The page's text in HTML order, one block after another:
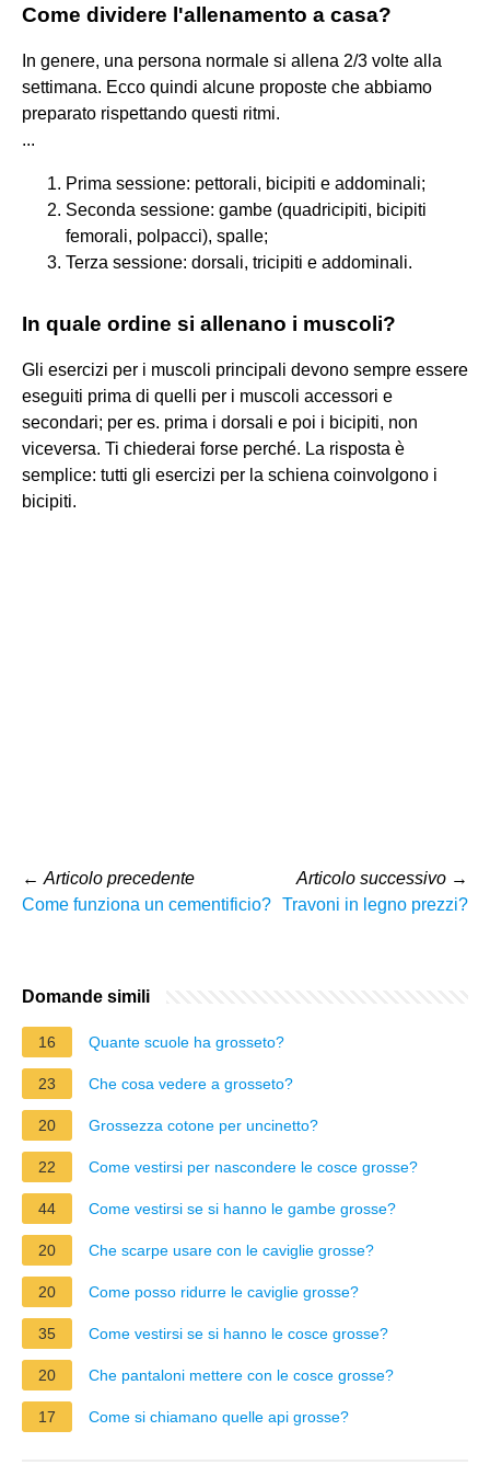
Come dividere l'allenamento a casa?
In genere, una persona normale si allena 2/3 volte alla
settimana. Ecco quindi alcune proposte che abbiamo
preparato rispettando questi ritmi.
...
Prima sessione: pettorali, bicipiti e addominali;
Seconda sessione: gambe (quadricipiti, bicipiti
femorali, polpacci), spalle;
Terza sessione: dorsali, tricipiti e addominali.
In quale ordine si allenano i muscoli?
Gli esercizi per i muscoli principali devono sempre essere
eseguiti prima di quelli per i muscoli accessori e
secondari; per es. prima i dorsali e poi i bicipiti, non
viceversa. Ti chiederai forse perché. La risposta è
semplice: tutti gli esercizi per la schiena coinvolgono i
bicipiti.
← Articolo precedente
Come funziona un cementificio?
Articolo successivo →
Travoni in legno prezzi?
Domande simili
16 Quante scuole ha grosseto?
23 Che cosa vedere a grosseto?
20 Grossezza cotone per uncinetto?
22 Come vestirsi per nascondere le cosce grosse?
44 Come vestirsi se si hanno le gambe grosse?
20 Che scarpe usare con le caviglie grosse?
20 Come posso ridurre le caviglie grosse?
35 Come vestirsi se si hanno le cosce grosse?
20 Che pantaloni mettere con le cosce grosse?
17 Come si chiamano quelle api grosse?